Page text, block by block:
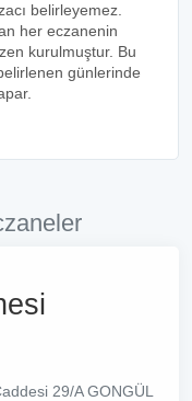
belirleyemez.
her eczanenin
kurulmuştur. Bu
günlerinde
29/A GONGÜL